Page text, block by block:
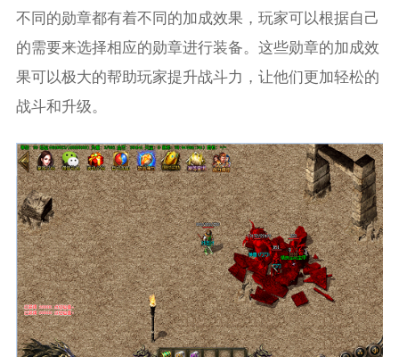
不同的勋章都有着不同的加成效果，玩家可以根据自己
的需要来选择相应的勋章进行装备。这些勋章的加成效
果可以极大的帮助玩家提升战斗力，让他们更加轻松的
战斗和升级。